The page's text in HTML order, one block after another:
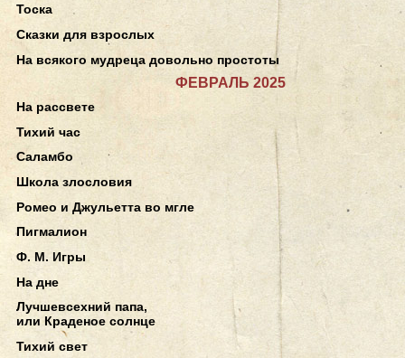
Тоска
Сказки для взрослых
На всякого мудреца довольно простоты
ФЕВРАЛЬ 2025
На рассвете
Тихий час
Саламбо
Школа злословия
Ромео и Джульетта во мгле
Пигмалион
Ф. М. Игры
На дне
Лучшевсехний папа,
или Краденое солнце
Тихий свет